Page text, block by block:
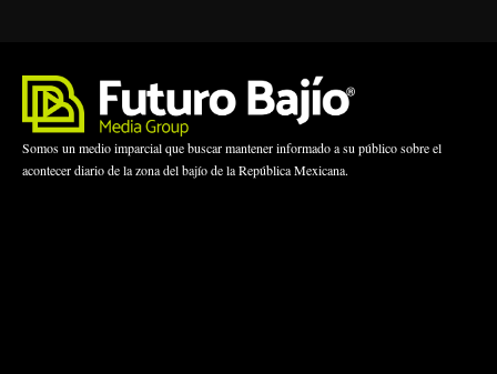
Somos un medio imparcial que buscar mantener informado a su público sobre el
acontecer diario de la zona del bajío de la República Mexicana.